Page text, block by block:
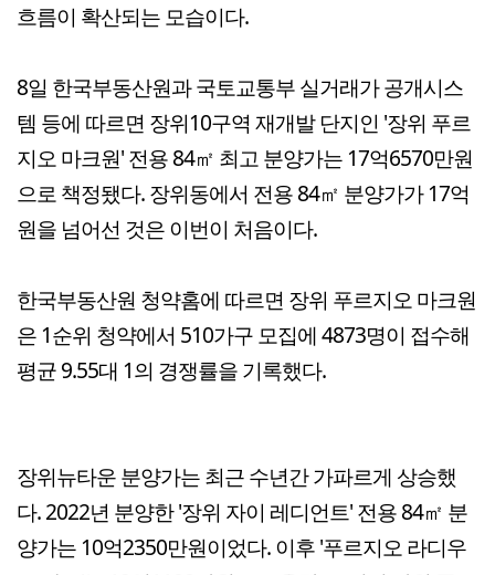
흐름이 확산되는 모습이다.
8일 한국부동산원과 국토교통부 실거래가 공개시스
템 등에 따르면 장위10구역 재개발 단지인 '장위 푸르
지오 마크원' 전용 84㎡ 최고 분양가는 17억6570만원
으로 책정됐다. 장위동에서 전용 84㎡ 분양가가 17억
원을 넘어선 것은 이번이 처음이다.
한국부동산원 청약홈에 따르면 장위 푸르지오 마크원
은 1순위 청약에서 510가구 모집에 4873명이 접수해
평균 9.55대 1의 경쟁률을 기록했다.
장위뉴타운 분양가는 최근 수년간 가파르게 상승했
다. 2022년 분양한 '장위 자이 레디언트' 전용 84㎡ 분
양가는 10억2350만원이었다. 이후 '푸르지오 라디우